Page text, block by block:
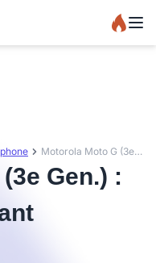
Motorola Moto G (3e Gen.) : séance photo avant l’officialisation
Gen.) :